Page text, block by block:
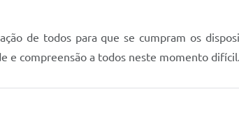
de todos para que se cumpram os
e compreensão a todos neste momento difícil.